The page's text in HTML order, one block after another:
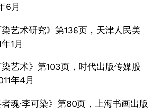
6月
术研究》第138页，天津人民美
1月
术》第103页，时代出版传媒股
年4月
·李可染》第80页，上海书画出版